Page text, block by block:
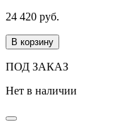
24 420 руб.
В корзину
ПОД ЗАКАЗ
Нет в наличии